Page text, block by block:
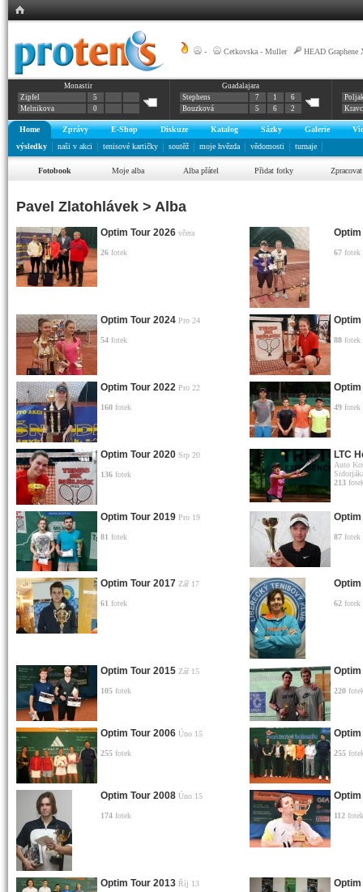
- Cetkovska - Muller| HEAD Graphene
Monastir
Zipfel
5
Melnikova
0
Guadalajara
Stephens
7 1
6
Bouzková
5 6 2
Home Zprávy E-Shop Diskuze Katalog Sázky Galerie
výsledky
naši v akci tenisové kartičky soutěž moje hvězda vědomosti turnaje
Fotobook Moje alba Alba přátel Přidat fotky Zpracovat
Pavel Zlatohlávek > Alba
Optim Tour 2026 včera
26 fotek
Optim
67 fotek
Optim Tour 2024 Pro 24
54 fotek
Optim
88 fotek
Optim Tour 2022 Pro 22
160 fotek
Optim
49 fotek
Optim Tour 2020 Srp 20
136 fotek
LTC
Auto
213
Optim Tour 2019 Pro 19
81 fotek
Optim
87 fotek
Optim Tour 2017 Zář 17
61 fotek
Optim
62 fotek
Optim Tour 2015 Zář 15
105 fotek
Optim
220
Optim Tour 2006 Úno 15
255 fotek
Optim
255
Optim Tour 2008 Úno 15
174 fotek
Optim
112 fotek
Optim Tour 2013 Říj 13 Optim